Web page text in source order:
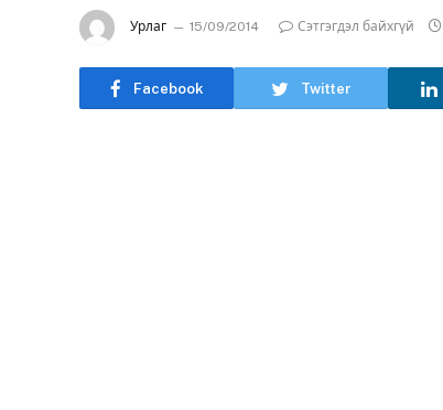
Урлаг 15/09/2014 Сэтгэгдэл байхгүй
Facebook Twitter